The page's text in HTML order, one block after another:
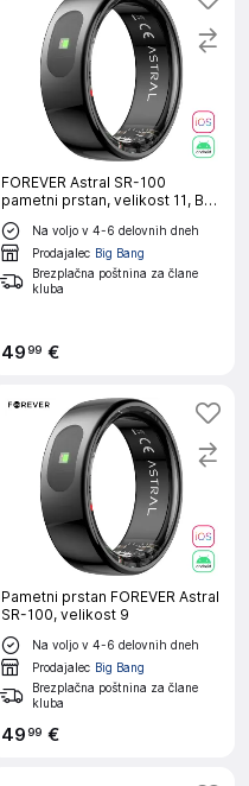
FOREVER Astral SR-100
pametni prstan, velikost 11, BT
5.2, Android + iOS, baterija,
aplikacija, spre
Na voljo v 4-6 delovnih dneh
Prodajalec Big Bang
Brezplačna poštnina za člane
kluba
4999 €
Pametni prstan FOREVER Astral
SR-100, velikost 9
Na voljo v 4-6 delovnih dneh
Prodajalec Big Bang
Brezplačna poštnina za člane
kluba
4999 €